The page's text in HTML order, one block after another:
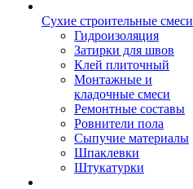
Сухие строительные смеси
Гидроизоляция
Затирки для швов
Клей плиточный
Монтажные и
кладочные смеси
Ремонтные составы
Ровнители пола
Сыпучие материалы
Шпаклевки
Штукатурки